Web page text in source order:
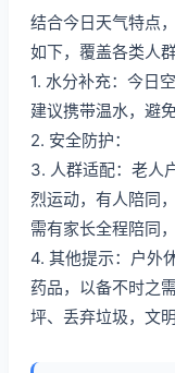
结合今日天气特点
如下，覆盖各类人群
1. 水分补充：今日
建议携带温水，避
2. 安全防护：
3. 人群适配：老人
烈运动，有人陪同
需有家长全程陪同
4. 其他提示：户外
药品，以备不时之
坪、丢弃垃圾，文明